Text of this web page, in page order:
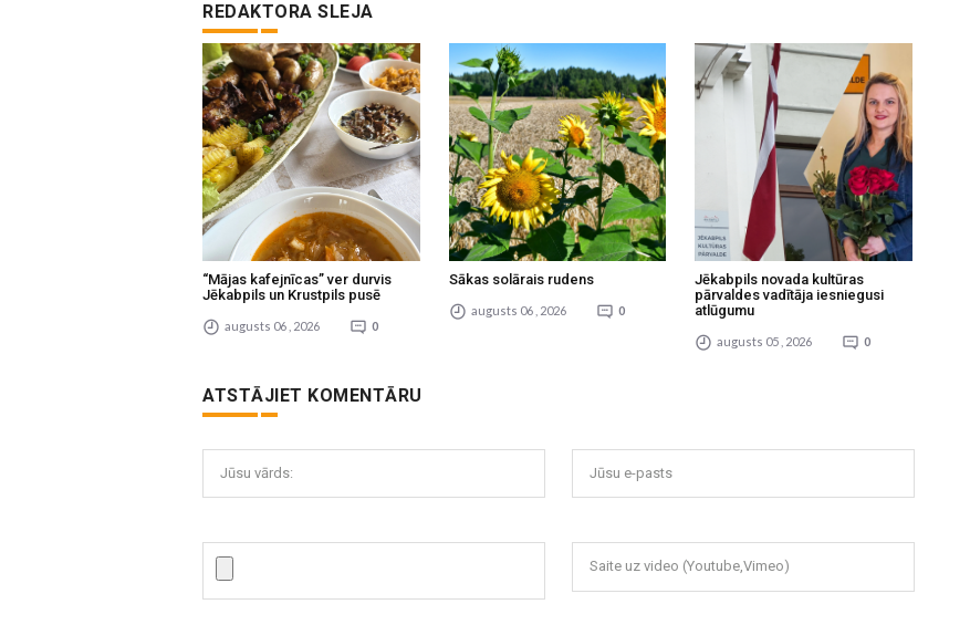
REDAKTORA SLEJA
“Mājas kafejnīcas” ver durvis
Jēkabpils un Krustpils pusē
augusts 06 , 2026 0
Sākas solārais rudens
augusts 06 , 2026 0
Jēkabpils novada kultūras
pārvaldes vadītāja iesniegusi
atlūgumu
augusts 05 , 2026 0
ATSTĀJIET KOMENTĀRU
Jūsu vārds: Jūsu e-pasts
Saite uz video (Youtube,Vimeo)